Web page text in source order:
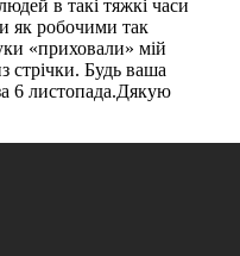
в такі тяжкі часи
як робочими так
«приховали» мій
стрічки. Будь ваша
6 листопада.Дякую